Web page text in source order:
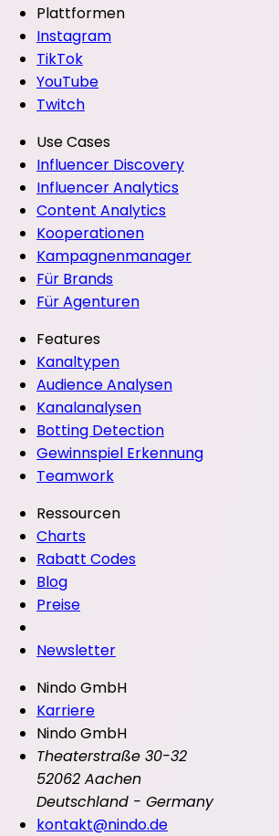
Plattformen
Instagram
TikTok
YouTube
Twitch
Use Cases
Influencer Discovery
Influencer Analytics
Content Analytics
Kooperationen
Kampagnenmanager
Für Brands
Für Agenturen
Features
Kanaltypen
Audience Analysen
Kanalanalysen
Botting Detection
Gewinnspiel Erkennung
Teamwork
Ressourcen
Charts
Rabatt Codes
Blog
Preise
Newsletter
Nindo GmbH
Karriere
Nindo GmbH
Theaterstraße 30-32
52062 Aachen
Deutschland - Germany
kontakt@nindo.de